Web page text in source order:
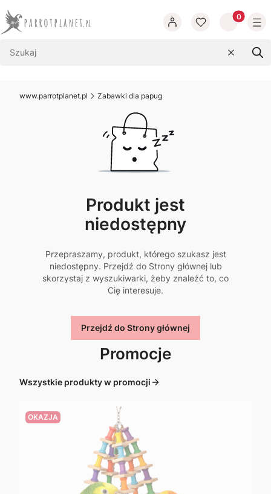
Produkty
Wyczyść
www.parrotplanet.pl Zabawki dla papug
Produkt jest
niedostępny
Przepraszamy, produkt, którego szukasz jest
niedostępny. Przejdź do Strony głównej lub
skorzystaj z wyszukiwarki, żeby znaleźć to, co
Cię interesuje.
Przejdź do Strony głównej
Promocje
Wszystkie produkty w promocji
OKAZJA